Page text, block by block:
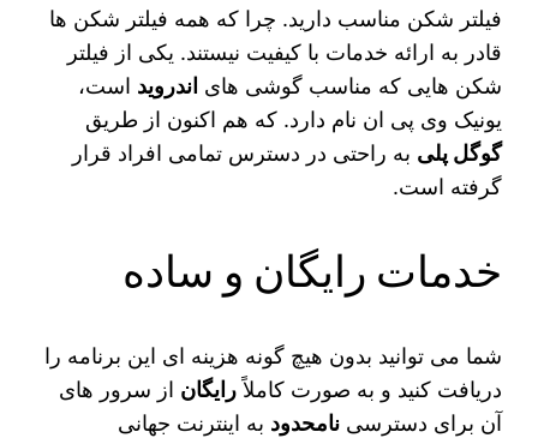
فیلتر شکن مناسب دارید. چرا که همه فیلتر شکن‌ ها
قادر به ارائه خدمات با کیفیت نیستند. یکی از فیلتر
شکن هایی که مناسب گوشی های اندروید است،
یونیک وی پی ان نام دارد. که هم اکنون از طریق
گوگل پلی به راحتی در دسترس تمامی افراد قرار
گرفته است.
خدمات رایگان و ساده
شما می‌ توانید بدون هیچ گونه هزینه ای این برنامه را
دریافت کنید و به صورت کاملاًرایگان از سرور های
آن برای دسترسینامحدود به اینترنت جهانی